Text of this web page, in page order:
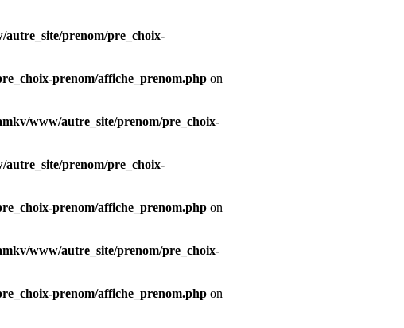
prenom/pre_choix-
prenom/affiche_prenom.php on
www/autre_site/prenom/pre_choix-
prenom/pre_choix-
prenom/affiche_prenom.php on
www/autre_site/prenom/pre_choix-
prenom/affiche_prenom.php on